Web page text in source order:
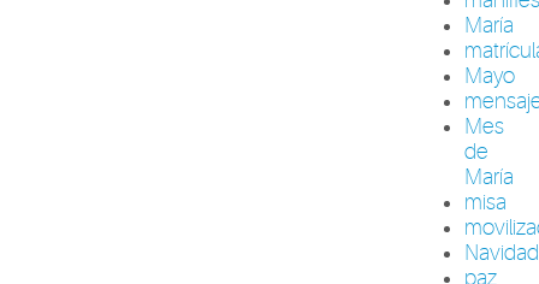
María
Mayo
Mes
de
María
misa
Navidad
paz